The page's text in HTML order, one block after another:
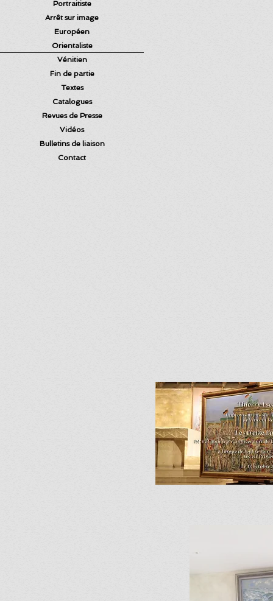
Portraitiste
Arrêt sur image
Européen
Orientaliste
Vénitien
Fin de partie
Textes
Catalogues
Revues de Presse
Vidéos
Bulletins de liaison
Contact